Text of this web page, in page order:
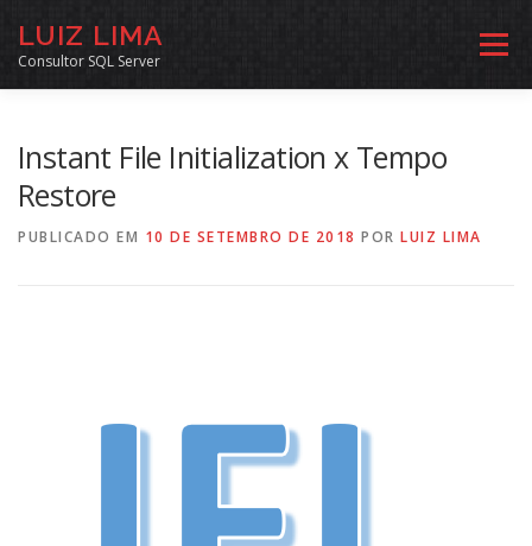
LUIZ LIMA
Consultor SQL Server
Menu
Instant File Initialization x Tempo
Restore
PUBLICADO EM 10 DE SETEMBRO DE 2018 POR LUIZ LIMA